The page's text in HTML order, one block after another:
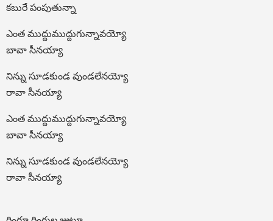
కబురే పంపుతున్నా
ఎంత ముద్దుముద్దుగున్నావయ్యో
బావా సీనయ్యా
నిన్ను సూడకుండ వుండలేనయ్యో
రావా సీనయ్యా
ఎంత ముద్దుముద్దుగున్నావయ్యో
బావా సీనయ్యా
నిన్ను సూడకుండ వుండలేనయ్యో
రావా సీనయ్యా